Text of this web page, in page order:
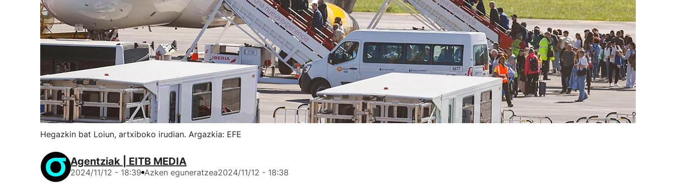
Hegazkin bat Loiun, artxiboko irudian. Argazkia: EFE
Agentziak | EITB MEDIA
2024/11/12 - 18:39 Azken eguneratzea2024/11/12 - 18:38